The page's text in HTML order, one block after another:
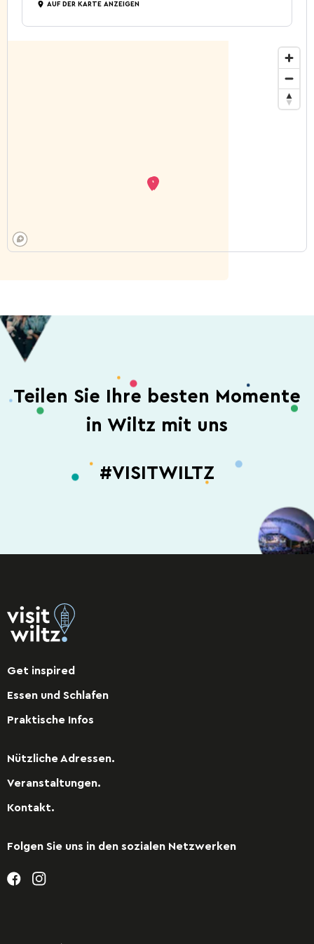
AUF DER KARTE ANZEIGEN
Teilen Sie Ihre besten Momente
in Wiltz mit uns
#VISITWILTZ
Get inspired
Essen und Schlafen
Praktische Infos
Nützliche Adressen.
Veranstaltungen.
Kontakt.
Folgen Sie uns in den sozialen Netzwerken